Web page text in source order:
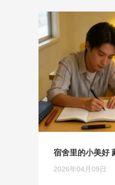
宿舍里的小美好
2026年04月09日